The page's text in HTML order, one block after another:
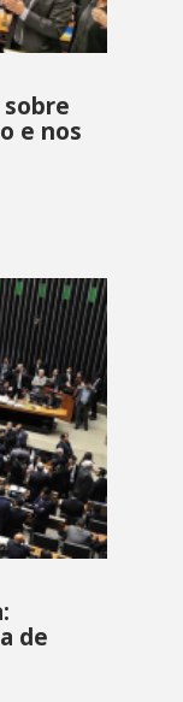
sobre
e nos
de